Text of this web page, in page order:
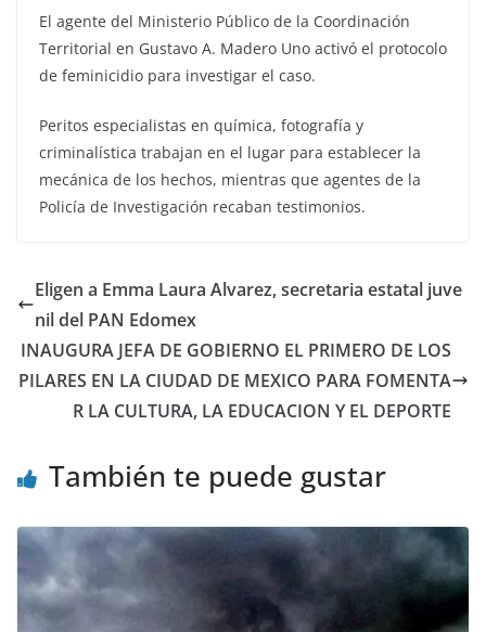
El agente del Ministerio Público de la Coordinación
Territorial en Gustavo A. Madero Uno activó el protocolo
de feminicidio para investigar el caso.
Peritos especialistas en química, fotografía y
criminalística trabajan en el lugar para establecer la
mecánica de los hechos, mientras que agentes de la
Policía de Investigación recaban testimonios.
Eligen a Emma Laura Alvarez, secretaria estatal juve
nil del PAN Edomex
INAUGURA JEFA DE GOBIERNO EL PRIMERO DE LOS
PILARES EN LA CIUDAD DE MEXICO PARA FOMENTA
R LA CULTURA, LA EDUCACION Y EL DEPORTE
También te puede gustar